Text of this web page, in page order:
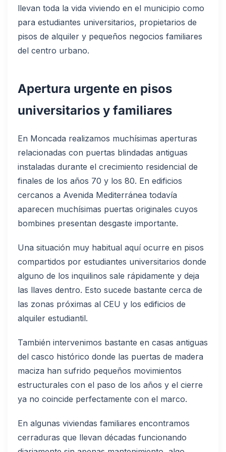
llevan toda la vida viviendo en el municipio como
para estudiantes universitarios, propietarios de
pisos de alquiler y pequeños negocios familiares
del centro urbano.
Apertura urgente en pisos
universitarios y familiares
En Moncada realizamos muchísimas aperturas
relacionadas con puertas blindadas antiguas
instaladas durante el crecimiento residencial de
finales de los años 70 y los 80. En edificios
cercanos a Avenida Mediterránea todavía
aparecen muchísimas puertas originales cuyos
bombines presentan desgaste importante.
Una situación muy habitual aquí ocurre en pisos
compartidos por estudiantes universitarios donde
alguno de los inquilinos sale rápidamente y deja
las llaves dentro. Esto sucede bastante cerca de
las zonas próximas al CEU y los edificios de
alquiler estudiantil.
También intervenimos bastante en casas antiguas
del casco histórico donde las puertas de madera
maciza han sufrido pequeños movimientos
estructurales con el paso de los años y el cierre
ya no coincide perfectamente con el marco.
En algunas viviendas familiares encontramos
cerraduras que llevan décadas funcionando